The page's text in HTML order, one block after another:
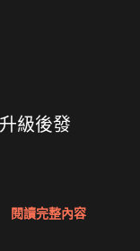
級後發
閱讀完整內容